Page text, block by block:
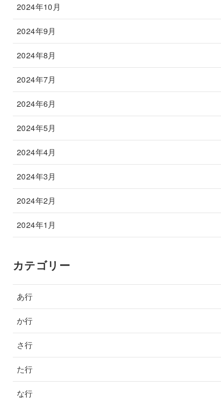
2024年10月
2024年9月
2024年8月
2024年7月
2024年6月
2024年5月
2024年4月
2024年3月
2024年2月
2024年1月
カテゴリー
あ行
か行
さ行
た行
な行